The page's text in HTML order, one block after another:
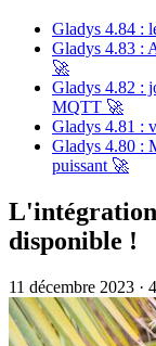
Gladys 4.84 :
Gladys 4.83 :
🚀
Gladys 4.82 :
MQTT 🚀
Gladys 4.81 :
Gladys 4.80 :
puissant 🚀
L'intégration
disponible !
11 décembre 2023 ·